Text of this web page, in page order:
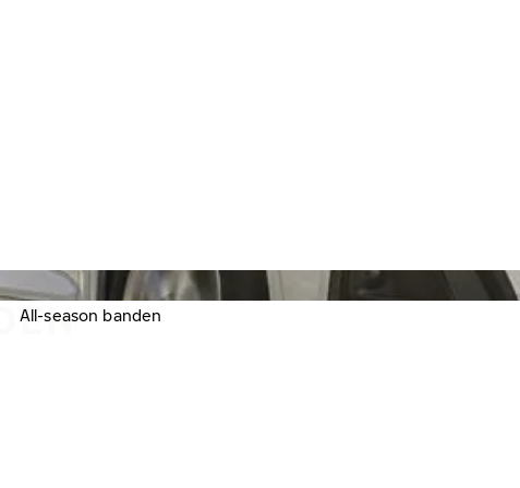
All-season banden